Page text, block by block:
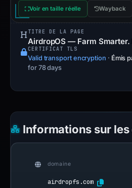
Voir en taille réelle Wayback
TITRE DE LA PAGE
AirdropOS — Farm Smarter.
CERTIFICAT TLS
Valid transport encryption · Émis
for 78 days
Informations sur
domaine
airdropfs.com